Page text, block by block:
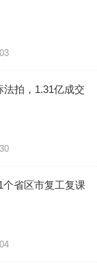
法拍，1.31亿成交
省区市复工复课